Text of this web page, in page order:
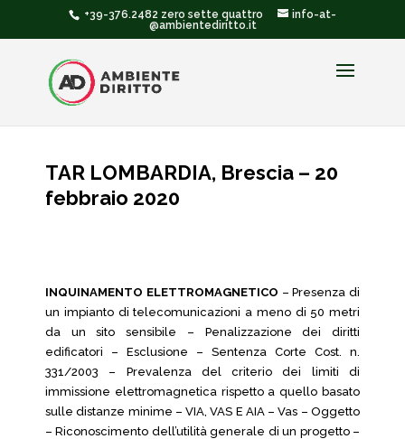
+39-376.2482 zero sette quattro
info-at-
@ambientediritto.it
TAR LOMBARDIA, Brescia – 20
febbraio 2020
INQUINAMENTO ELETTROMAGNETICO – Presenza di
un impianto di telecomunicazioni a meno di 50 metri
da un sito sensibile – Penalizzazione dei diritti
edificatori – Esclusione – Sentenza Corte Cost. n.
331/2003 – Prevalenza del criterio dei limiti di
immissione elettromagnetica rispetto a quello basato
sulle distanze minime – VIA, VAS E AIA – Vas – Oggetto
– Riconoscimento dell’utilità generale di un progetto –